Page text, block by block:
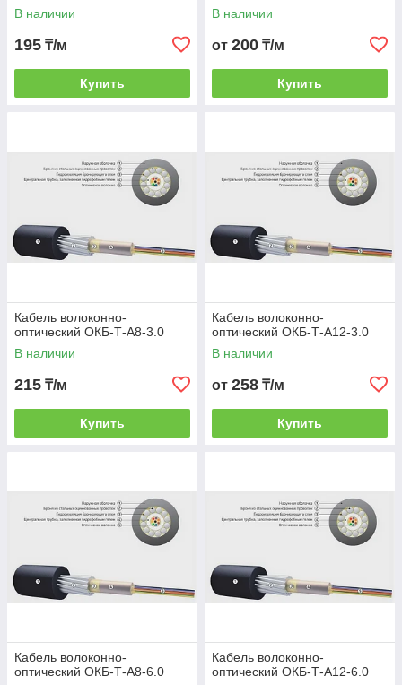
В наличии
195 ₸/м
Купить
В наличии
от 200 ₸/м
Купить
Кабель волоконно-
оптический ОКБ-Т-А8-3.0
В наличии
215 ₸/м
Купить
Кабель волоконно-
оптический ОКБ-Т-А12-3.0
В наличии
от 258 ₸/м
Купить
Кабель волоконно-
оптический ОКБ-Т-А8-6.0
Кабель волоконно-
оптический ОКБ-Т-А12-6.0